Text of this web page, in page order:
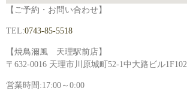
【ご予約・お問い合わせ】
TEL:0743-85-5518
【焼鳥濔風 天理駅前店】
〒632-0016 天理市川原城町52-1中大路ビル1F102
営業時間:17:00～0:00